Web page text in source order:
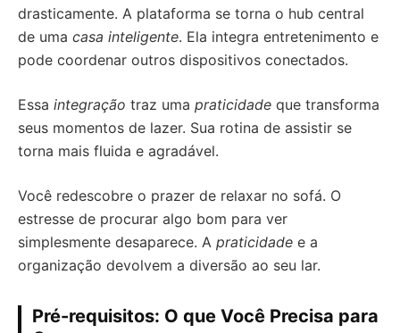
drasticamente. A plataforma se torna o hub central
de uma casa inteligente. Ela integra entretenimento e
pode coordenar outros dispositivos conectados.
Essa integração traz uma praticidade que transforma
seus momentos de lazer. Sua rotina de assistir se
torna mais fluida e agradável.
Você redescobre o prazer de relaxar no sofá. O
estresse de procurar algo bom para ver
simplesmente desaparece. A praticidade e a
organização devolvem a diversão ao seu lar.
Pré-requisitos: O que Você Precisa para